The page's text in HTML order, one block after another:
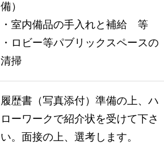
備）
・室内備品の手入れと補給 等
・ロビー等パブリックスペースの
清掃
履歴書（写真添付）準備の上、ハ
ローワークで紹介状を受けて下さ
い。面接の上、選考します。